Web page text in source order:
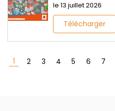
le 13 juillet 2026
Télécharger
1 2 3 4 5 6 7